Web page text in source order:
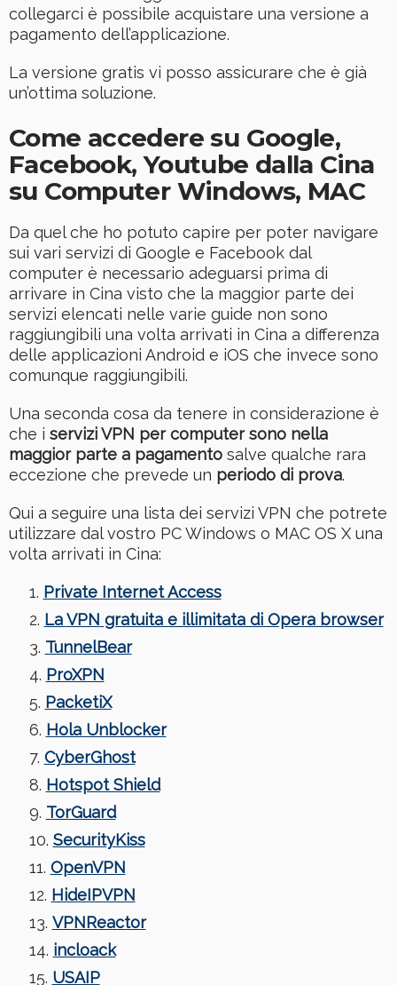
collegarci è possibile acquistare una versione a
pagamento dell’applicazione.
La versione gratis vi posso assicurare che è già
un’ottima soluzione.
Come accedere su Google,
Facebook, Youtube dalla Cina
su Computer Windows, MAC
Da quel che ho potuto capire per poter navigare
sui vari servizi di Google e Facebook dal
computer è necessario adeguarsi prima di
arrivare in Cina visto che la maggior parte dei
servizi elencati nelle varie guide non sono
raggiungibili una volta arrivati in Cina a differenza
delle applicazioni Android e iOS che invece sono
comunque raggiungibili.
Una seconda cosa da tenere in considerazione è
che i servizi VPN per computer sono nella
maggior parte a pagamento salve qualche rara
eccezione che prevede un periodo di prova.
Qui a seguire una lista dei servizi VPN che potrete
utilizzare dal vostro PC Windows o MAC OS X una
volta arrivati in Cina:
Private Internet Access
LaVPN gratuita e illimitata di Opera browser
TunnelBear
ProXPN
PacketiX
Hola Unblocker
CyberGhost
Hotspot Shield
TorGuard
SecurityKiss
OpenVPN
HideIPVPN
VPNReactor
incloack
USAIP